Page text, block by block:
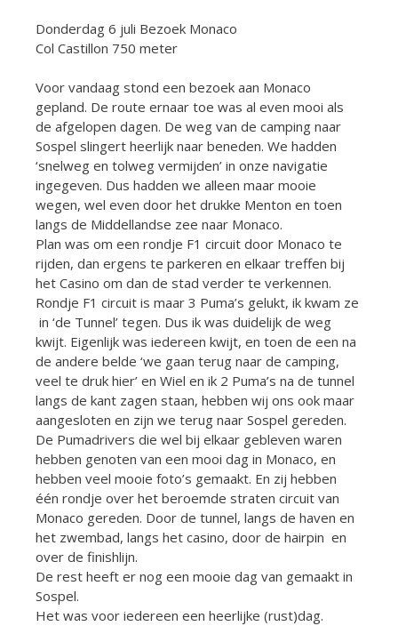
Donderdag 6 juli Bezoek Monaco
Col Castillon 750 meter
Voor vandaag stond een bezoek aan Monaco
gepland. De route ernaar toe was al even mooi als
de afgelopen dagen. De weg van de camping naar
Sospel slingert heerlijk naar beneden. We hadden
‘snelweg en tolweg vermijden’ in onze navigatie
ingegeven. Dus hadden we alleen maar mooie
wegen, wel even door het drukke Menton en toen
langs de Middellandse zee naar Monaco.
Plan was om een rondje F1 circuit door Monaco te
rijden, dan ergens te parkeren en elkaar treffen bij
het Casino om dan de stad verder te verkennen.
Rondje F1 circuit is maar 3 Puma’s gelukt, ik kwam ze
in ‘de Tunnel’ tegen. Dus ik was duidelijk de weg
kwijt. Eigenlijk was iedereen kwijt, en toen de een na
de andere belde ‘we gaan terug naar de camping,
veel te druk hier’ en Wiel en ik 2 Puma’s na de tunnel
langs de kant zagen staan, hebben wij ons ook maar
aangesloten en zijn we terug naar Sospel gereden.
De Pumadrivers die wel bij elkaar gebleven waren
hebben genoten van een mooi dag in Monaco, en
hebben veel mooie foto’s gemaakt. En zij hebben
één rondje over het beroemde straten circuit van
Monaco gereden. Door de tunnel, langs de haven en
het zwembad, langs het casino, door de hairpin en
over de finishlijn.
De rest heeft er nog een mooie dag van gemaakt in
Sospel.
Het was voor iedereen een heerlijke (rust)dag.